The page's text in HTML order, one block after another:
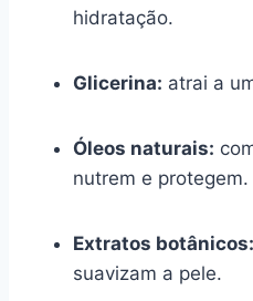
hidratação.
Glicerina: atrai a
Óleos naturais:
nutrem e protegem.
Extratos botânicos:
suavizam a pele.